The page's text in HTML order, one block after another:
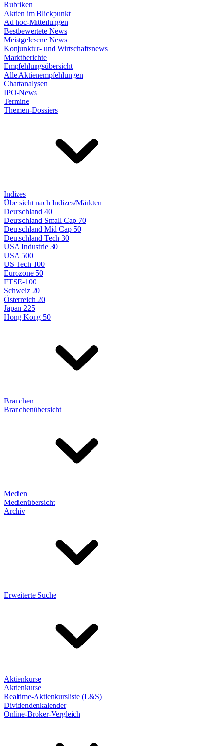
Rubriken
Aktien im Blickpunkt
Ad hoc-Mitteilungen
Bestbewertete News
Meistgelesene News
Konjunktur- und Wirtschaftsnews
Marktberichte
Empfehlungsübersicht
Alle Aktienempfehlungen
Chartanalysen
IPO-News
Termine
Themen-Dossiers
Indizes
Übersicht nach Indizes/Märkten
Deutschland 40
Deutschland Small Cap 70
Deutschland Mid Cap 50
Deutschland Tech 30
USA Industrie 30
USA 500
US Tech 100
Eurozone 50
FTSE-100
Schweiz 20
Österreich 20
Japan 225
Hong Kong 50
Branchen
Branchenübersicht
Medien
Medienübersicht
Archiv
Erweiterte Suche
Aktienkurse
Aktienkurse
Realtime-Aktienkursliste (L&S)
Dividendenkalender
Online-Broker-Vergleich